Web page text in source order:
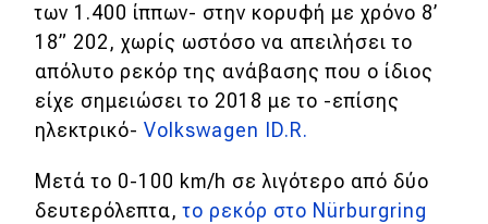
των 1.400 ίππων- στην κορυφή με χρόνο 8’
18” 202, χωρίς ωστόσο να απειλήσει το
απόλυτο ρεκόρ της ανάβασης που ο ίδιος
είχε σημειώσει το 2018 με το -επίσης
ηλεκτρικό- Volkswagen ID.R.
Μετά το 0-100 km/h σε λιγότερο από δύο
δευτερόλεπτα,το ρεκόρ στο Nürburgring